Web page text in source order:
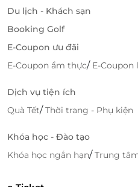
Du lịch - Khách sạn
Booking Golf
E-Coupon ưu đãi
E-Coupon ẩm thực/ E-Coupon
Dịch vụ tiện ích
Quà Tết/Thời trang - Phụ kiện
Khóa học - Đào tạo
Khóa học ngắn hạn/Trung